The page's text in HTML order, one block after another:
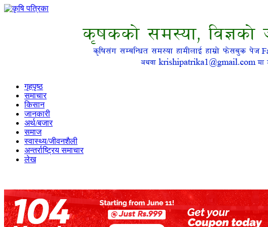
गृहपृष्ठ
समाचार
किसान
जानकारी
अर्थ/बजार
समाज
स्वास्थ्य/जीवनशैली
अन्तर्राष्ट्रिय समाचार
लेख